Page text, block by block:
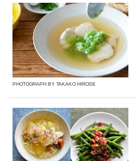
PHOTOGRAPH BY TAKAKO HIROSE